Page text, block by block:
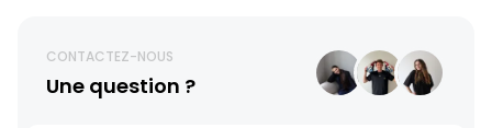
CONTACTEZ-NOUS
Une question ?